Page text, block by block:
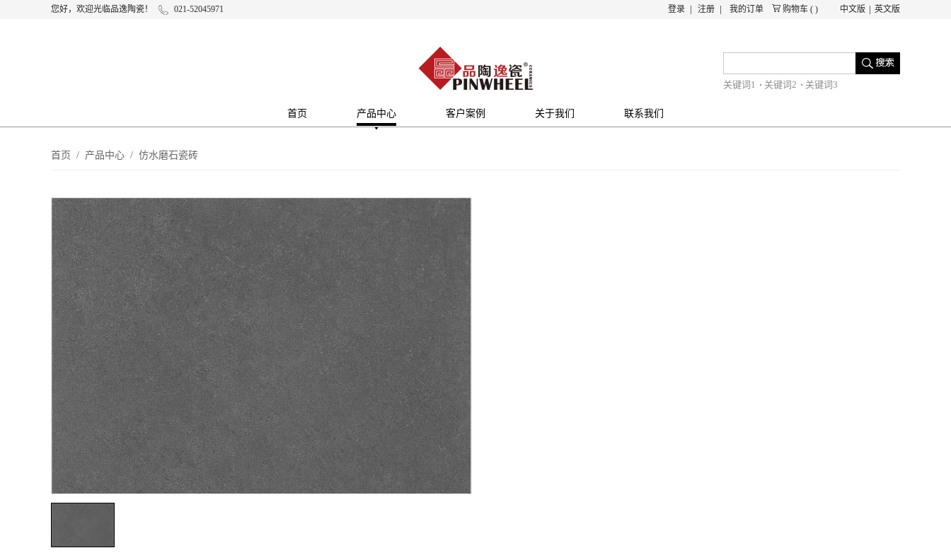
您好，欢迎光临品逸陶瓷！ 021-52045971 中文版 英文版
购物车 ( )
我的订单
登录 注册
关键词1 关键词2 关键词3
首页 产品中心 客户案例 关于我们 联系我们
首页 / 产品中心 / 仿水磨石瓷砖